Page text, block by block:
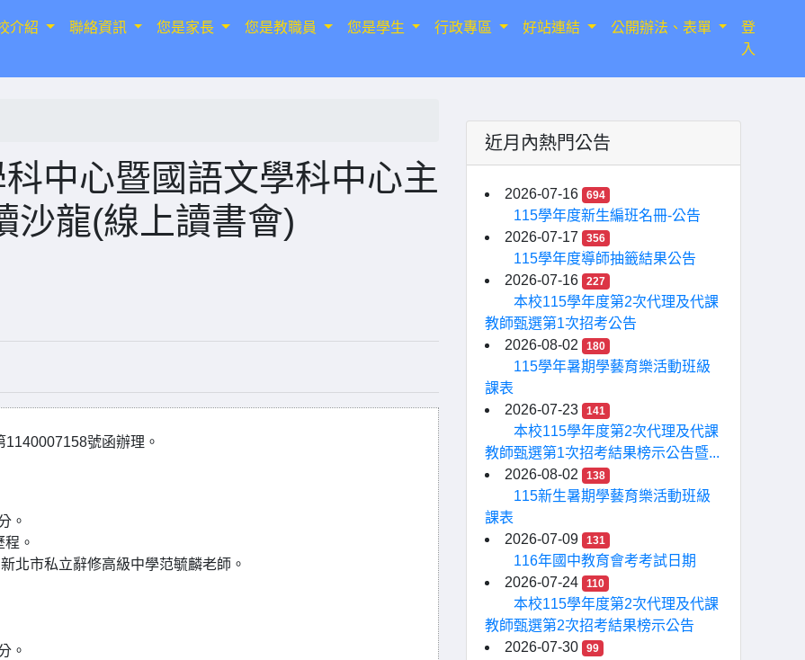
介紹 聯絡資訊 您是家長 您是教職員 您是學生 行政專區 好站連結 公開辦法、表單
登
入
中心暨國語文學科中心主
沙龍(線上讀書會)
號函辦理。
。
。
北市私立辭修高級中學范毓麟老師。
。
近月內熱門公告
2026-07-16 694
115學年度新生編班名冊-公告
2026-07-17
356
115學年度導師抽籤結果公告
2026-07-16
227
本校115學年度第2次代理及代課
教師甄選第1次招考公告
2026-08-02
180
115學年暑期學藝育樂活動班級
課表
2026-07-23
141
本校115學年度第2次代理及代課
教師甄選第1次招考結果榜示公告暨...
2026-08-02
138
115新生暑期學藝育樂活動班級
課表
2026-07-09
131
116年國中教育會考考試日期
2026-07-24
110
本校115學年度第2次代理及代課
教師甄選第2次招考結果榜示公告
2026-07-30
99